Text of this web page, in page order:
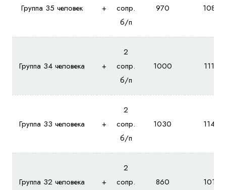
Группа 35 человек +
сопр.
б/п
970 1080
Группа 34 человека +
2
сопр.
б/п
1000 1110
Группа 33 человека +
2
сопр.
б/п
1030 1140
Группа 32 человека +
2
сопр.
860 1010